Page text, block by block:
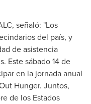
señaló: "Los
del país, y
de asistencia
Este sábado 14 de
en la jornada anual
Hunger. Juntos,
de los Estados